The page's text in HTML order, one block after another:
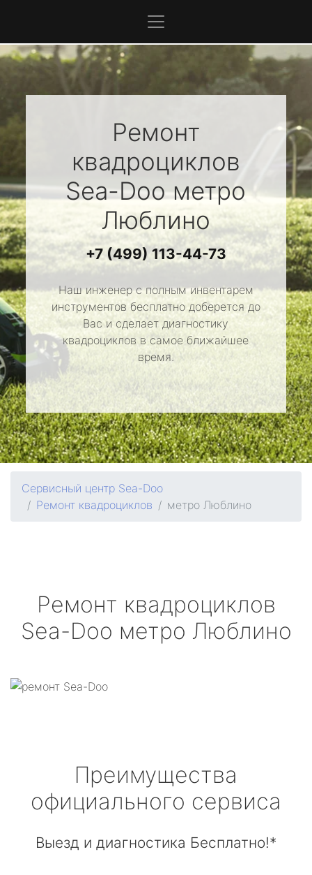
Ремонт
квадроциклов
Sea-Dooметро
Люблино
+7 (499) 113-44-73
Наш инженер с полным инвентарем
инструментов бесплатно доберется до
Вас и сделает диагностику
квадроциклов в самое ближайшее
время.
Сервисный центр Sea-Doo
Ремонт квадроциклов
метро Люблино
Ремонт квадроциклов
Sea-Doo метро Люблино
Преимущества
официального сервиса
Выезд и диагностика Бесплатно!*